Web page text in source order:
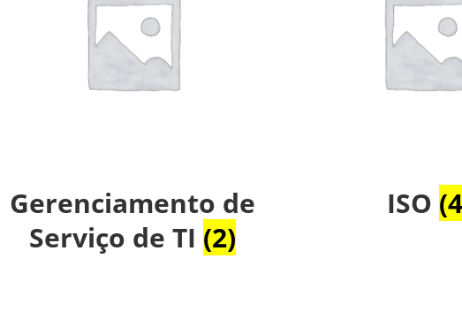
Gerenciamento de
Serviço de TI (2)
ISO